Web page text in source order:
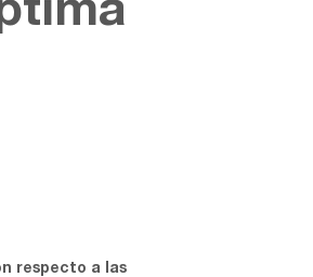
respecto a las